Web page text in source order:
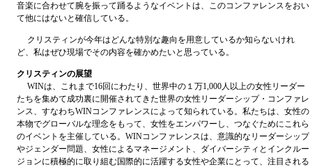
音楽に合わせて腕を振って踊るようなイベントは、このコンファレンスをおい
て他にはないと確信している。
クリスティンが今年はどんな特別な趣向を用意しているか知らないけれ
ど、私はぜひ現場でその内容を確かめたいと思っている。
クリスティンの展望
WINは、これまで16回にわたり、世界中の１万1,000人以上の女性リーダー
たちを集めて成功裏に開催されてきた世界の女性リーダーシップ・コンファレ
ンス、すなわちWINコンファレンスによって知られている。私たちは、女性の
本物でグローバルな理念をもって、女性をエンパワーし、つなぐためにこれら
のイベントを主催している。 WINコンファレンスは、意識的なリーダーシップ
やジェンダー問題、女性によるマネージメント、ダイバーシティとインクルー
ジョンに積極的に取り組む国際的に活躍する女性や企業にとって、注目される